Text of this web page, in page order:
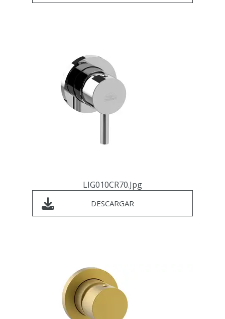
LIG010CR70.jpg
DESCARGAR